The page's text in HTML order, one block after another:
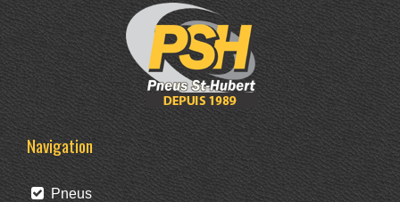
Navigation
Pneus